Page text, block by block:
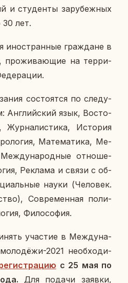
и сту­ден­ты за­ру­беж­ных
лет.
ино­стран­ные граж­дане в
про­жи­ва­ю­щие на тер­ри­
со­сто­ят­ся по сле­ду­
Ан­глий­ский язык, Во­сто­
Жур­на­ли­сти­ка, Ис­то­рия
Ма­те­ма­ти­ка, Ме­
от­но­ше­
Ре­кла­ма и связи с об­
науки (Че­ло­век.
Со­вре­мен­ная по­ли­
Фи­ло­со­фия.
уча­стие в Меж­ду­на­
2021 необ­хо­ди­
с 25 мая по
Для подачи заявки,